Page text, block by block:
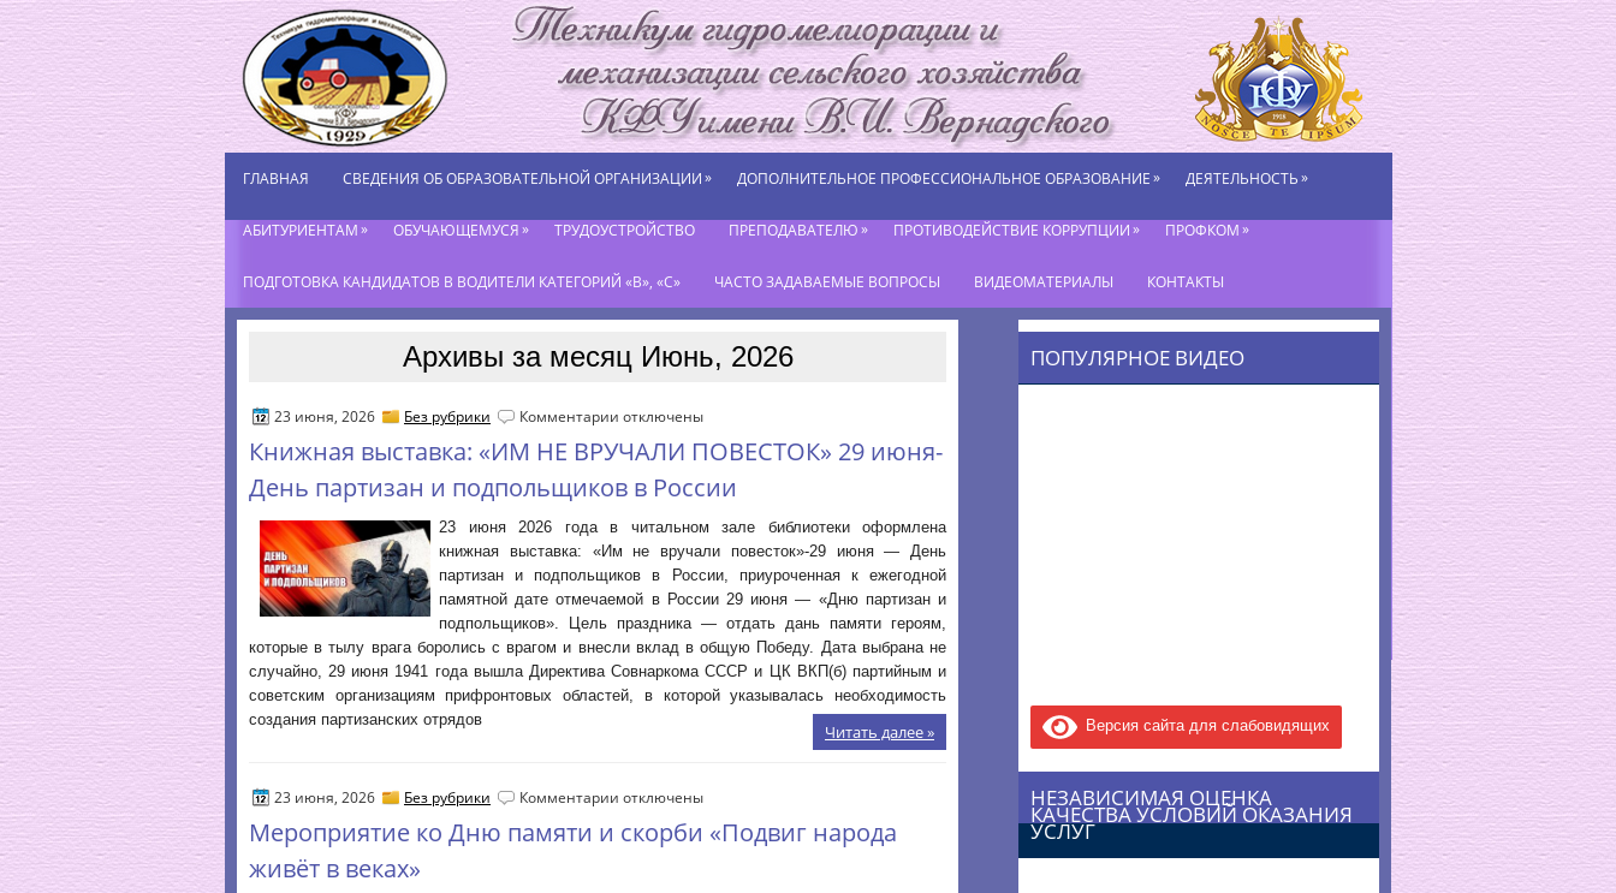
ГЛАВНАЯ СВЕДЕНИЯ ОБ ОБРАЗОВАТЕЛЬНОЙ ОРГАНИЗАЦИИ» ДОПОЛНИТЕЛЬНОЕ ПРОФЕССИОНАЛЬНОЕ ОБРАЗОВАНИЕ» ДЕЯТЕЛЬНОСТЬ»
АБИТУРИЕНТАМ» ОБУЧАЮЩЕМУСЯ» ТРУДОУСТРОЙСТВО ПРЕПОДАВАТЕЛЮ» ПРОТИВОДЕЙСТВИЕ КОРРУПЦИИ» ПРОФКОМ»
ПОДГОТОВКА КАНДИДАТОВ В ВОДИТЕЛИ КАТЕГОРИЙ «В», «С» ЧАСТО ЗАДАВАЕМЫЕ ВОПРОСЫ ВИДЕОМАТЕРИАЛЫ КОНТАКТЫ
Архивы за месяц Июнь, 2026
23 июня, 2026 Без рубрики Комментарии к
Книжная
выставка:
«ИМ
НЕ
ВРУЧАЛИ
ПОВЕСТОК»
июня-
День
партизан
и
подпольщиков
отключены
Книжная выставка: «ИМ НЕ ВРУЧАЛИ ПОВЕСТОК» 29 июня-
День партизан и подпольщиков в России
23 июня 2026 года в читальном зале библиотеки оформлена
книжная выставка: «Им не вручали повесток»-29 июня — День
партизан и подпольщиков в России, приуроченная к ежегодной
памятной дате отмечаемой в России 29 июня — «Дню партизан и
подпольщиков». Цель праздника — отдать дань памяти героям,
которые в тылу врага боролись с врагом и внесли вклад в общую Победу. Дата выбрана не
случайно, 29 июня 1941 года вышла Директива Совнаркома СССР и ЦК ВКП(б) партийным и
советским организациям прифронтовых областей, в которой указывалась необходимость
создания партизанских отрядов
Читать далее »
23 июня, 2026 Без рубрики Комментарии к
Мероприятие
отключены
Мероприятие ко Дню памяти и скорби «Подвиг народа
живёт в веках»
ПОПУЛЯРНОЕ ВИДЕО
Версия сайта для слабовидящих
НЕЗАВИСИМАЯ ОЦЕНКА
КАЧЕСТВА УСЛОВИЙ ОКАЗАНИЯ
УСЛУГ